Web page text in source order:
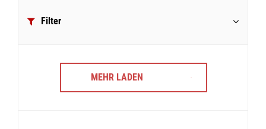
Filter
MEHR LADEN